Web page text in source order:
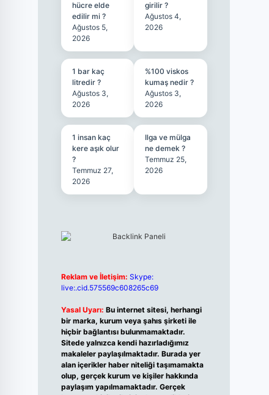
hücre elde
edilir mi ?
Ağustos 5,
2026
girilir ?
Ağustos 4,
2026
1 bar kaç
litredir ?
Ağustos 3,
2026
%100 viskos
kumaş nedir ?
Ağustos 3,
2026
1 insan kaç
kere aşık olur
?
Temmuz 27,
2026
Ilga ve mülga
ne demek ?
Temmuz 25,
2026
Reklam ve İletişim: Skype:
live:.cid.575569c608265c69
Yasal Uyarı: Bu internet sitesi, herhangi
bir marka, kurum veya şahıs şirketi ile
hiçbir bağlantısı bulunmamaktadır.
Sitede yalnızca kendi hazırladığımız
makaleler paylaşılmaktadır. Burada yer
alan içerikler haber niteliği taşımamakta
olup, gerçek kurum ve kişiler hakkında
paylaşım yapılmamaktadır. Gerçek